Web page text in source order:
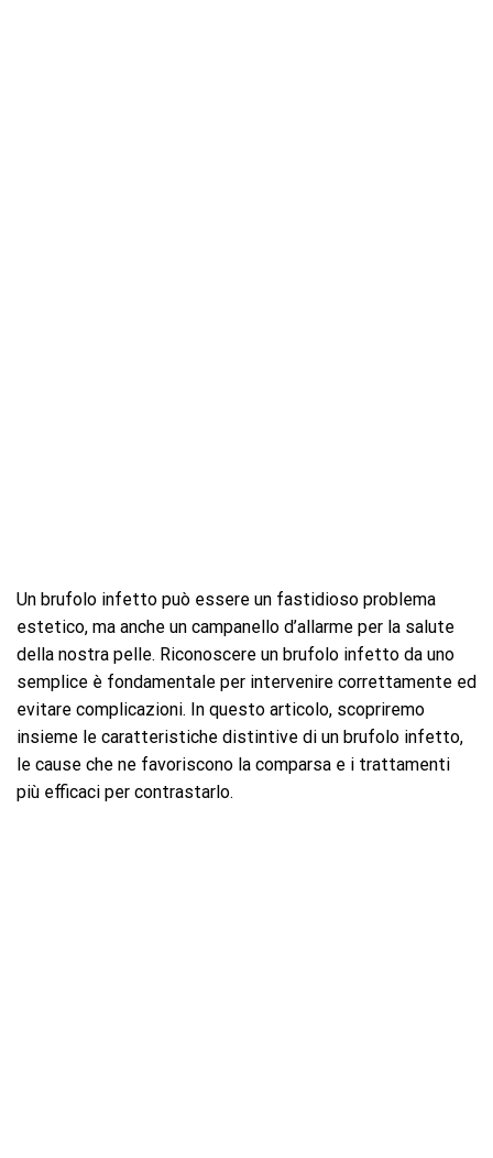
Un brufolo infetto può essere un fastidioso problema
estetico, ma anche un campanello d’allarme per la salute
della nostra pelle. Riconoscere un brufolo infetto da uno
semplice è fondamentale per intervenire correttamente ed
evitare complicazioni. In questo articolo, scopriremo
insieme le caratteristiche distintive di un brufolo infetto,
le cause che ne favoriscono la comparsa e i trattamenti
più efficaci per contrastarlo.